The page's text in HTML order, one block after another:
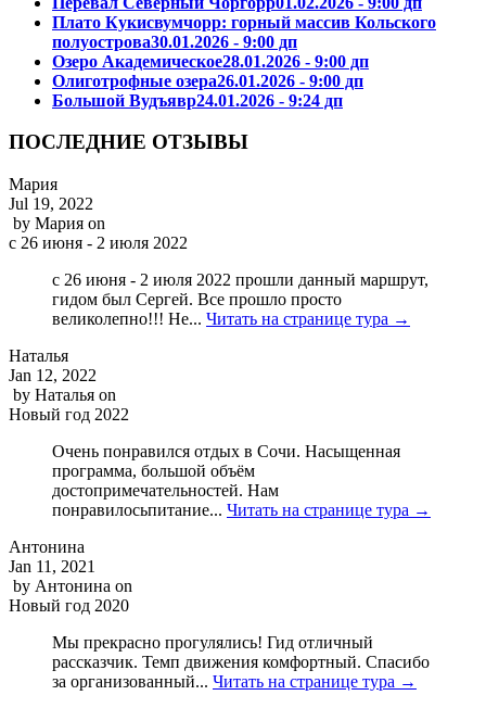
Плато Кукисвумчорр: горный массив Кольского
полуострова30.01.2026 - 9:00 дп
Озеро Академическое28.01.2026 - 9:00 дп
Олиготрофные озера26.01.2026 - 9:00 дп
Большой Вудъявр24.01.2026 - 9:24 дп
ПОСЛЕДНИЕ ОТЗЫВЫ
Мария
Jul 19, 2022
by Мария on
с 26 июня - 2 июля 2022
с 26 июня - 2 июля 2022 прошли данный маршрут,
гидом был Сергей. Все прошло просто
великолепно!!! Не... Читать на странице тура →
Наталья
Jan 12, 2022
by Наталья on
Новый год 2022
Очень понравился отдых в Сочи. Насыщенная
программа, большой объём
достопримечательностей. Нам
понравилосьпитание... Читать на странице тура →
Антонина
Jan 11, 2021
by Антонина on
Новый год 2020
Мы прекрасно прогулялись! Гид отличный
рассказчик. Темп движения комфортный. Спасибо
за организованный... Читать на странице тура →